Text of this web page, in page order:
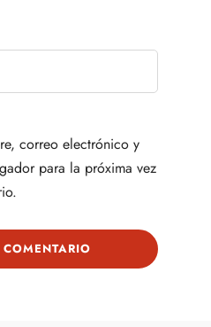
correo electrónico y
para la próxima vez